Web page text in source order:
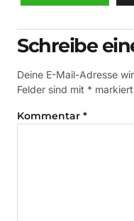
Schreibe
Deine E-Mail-Adresse
Felder sind mit * markiert
Kommentar *